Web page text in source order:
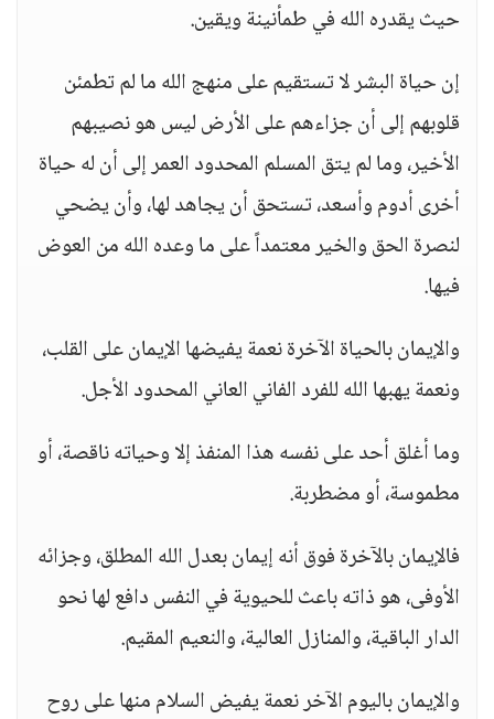
حيث يقدره الله في طمأنينة ويقين.
إن حياة البشر لا تستقيم على منهج الله ما لم تطمئن
قلوبهم إلى أن جزاءهم على الأرض ليس هو نصيبهم
الأخير، وما لم يتق المسلم المحدود العمر إلى أن له حياة
أخرى أدوم وأسعد، تستحق أن يجاهد لها، وأن يضحي
لنصرة الحق والخير معتمداً على ما وعده الله من العوض
فيها.
والإيمان بالحياة الآخرة نعمة يفيضها الإيمان على القلب،
ونعمة يهبها الله للفرد الفاني العاني المحدود الأجل.
وما أغلق أحد على نفسه هذا المنفذ إلا وحياته ناقصة، أو
مطموسة، أو مضطربة.
فالإيمان بالآخرة فوق أنه إيمان بعدل الله المطلق، وجزائه
الأوفى، هو ذاته باعث للحيوية في النفس دافع لها نحو
الدار الباقية، والمنازل العالية، والنعيم المقيم.
والإيمان باليوم الآخر نعمة يفيض السلام منها على روح